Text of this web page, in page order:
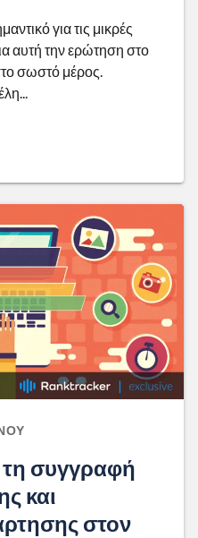
για τις μικρές
αυτή την ερώτηση στο
σωστό μέρος.
τη συγγραφή
και
στον